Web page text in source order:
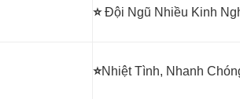
⭐Đội Ngũ Nhiều Kinh
⭐Nhiệt Tình, Nhanh